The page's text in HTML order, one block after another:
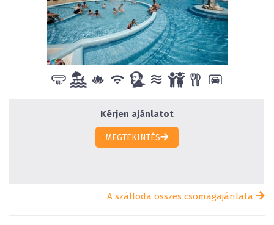
Kérjen ajánlatot
MEGTEKINTÉS
A szálloda összes csomagajánlata